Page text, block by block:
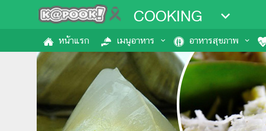
COOKING
หน้าแรก เมนูอาหาร อาหารสุขภาพ